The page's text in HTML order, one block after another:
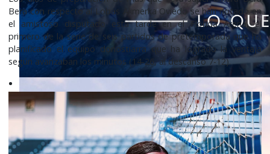
Bera con respecto al Lobas Alimerka Oviedo se han notado en
el amistoso disputado esta tarde en el Florida Arena, el
primero de la serie de seis partidos de pretemporada que ha
planificado el equipo donostiarra que ha logrado la ventaja
según avanzaban los minutos (14-26, al descanso 7-12).